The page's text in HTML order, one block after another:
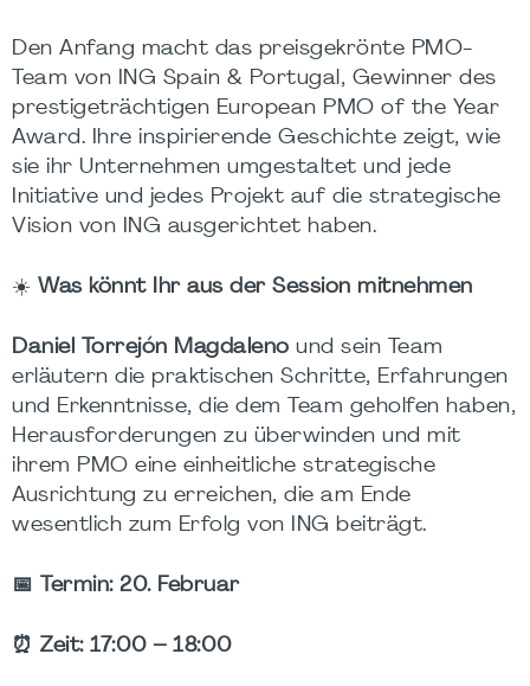
Den Anfang macht das preisgekrönte PMO-
Team von ING Spain & Portugal, Gewinner des
prestigeträchtigen European PMO of the Year
Award. Ihre inspirierende Geschichte zeigt, wie
sie ihr Unternehmen umgestaltet und jede
Initiative und jedes Projekt auf die strategische
Vision von ING ausgerichtet haben.
☀️ Was könnt Ihr aus der Session mitnehmen
Daniel Torrejón Magdaleno und sein Team
erläutern die praktischen Schritte, Erfahrungen
und Erkenntnisse, die dem Team geholfen haben,
Herausforderungen zu überwinden und mit
ihrem PMO eine einheitliche strategische
Ausrichtung zu erreichen, die am Ende
wesentlich zum Erfolg von ING beiträgt.
📅 Termin: 20. Februar
⏰ Zeit: 17:00 – 18:00